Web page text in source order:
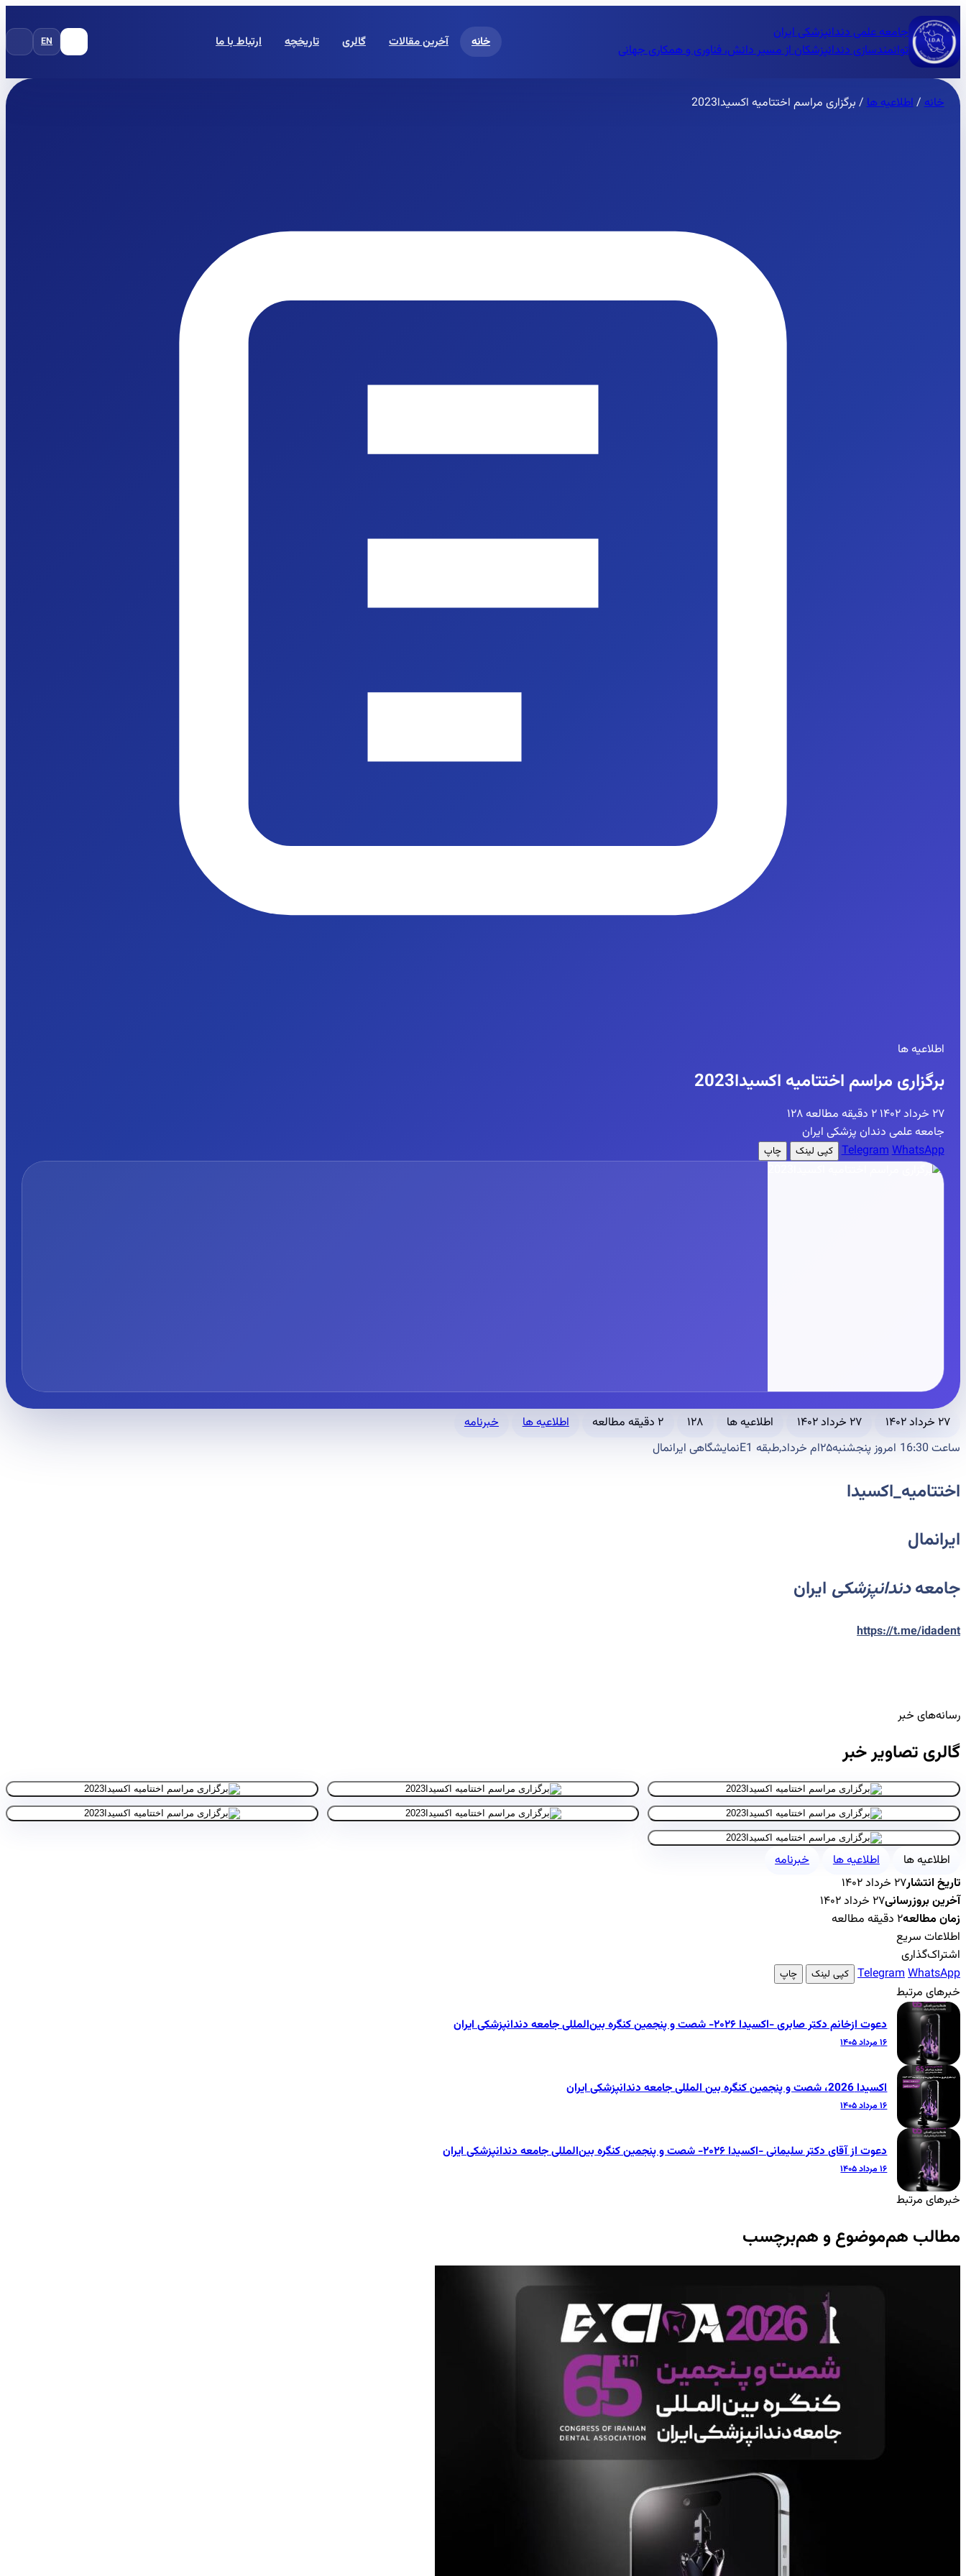
جامعه علمی دندانپزشکی ایران
توانمندسازی دندانپزشکان از مسیر دانش، فناوری و همکاری جهانی
خانه آخرین مقالات گالری تاریخچه ارتباط با ما EN
خانه/اطلاعیه ها/ برگزاری مراسم اختتامیه اکسیدا2023
اطلاعیه ها
برگزاری مراسم اختتامیه اکسیدا2023
۲۷ خرداد ۱۴۰۲ ۲ دقیقه مطالعه
۱۲۸
جامعه علمی دندان پزشکی ایران
TelegramWhatsApp کپی لینک چاپ
۲۷ خرداد ۱۴۰۲ ۲۷ خرداد ۱۴۰۲ اطلاعیه ها ۱۲۸ ۲ دقیقه مطالعه اطلاعیه ها
خبرنامه
ساعت 16:30 امروز پنجشنبه۲۵ام خرداد,طبقه E1نمایشگاهی ایرانمال
اختتامیه_اکسیدا
ایرانمال
جامعهدندانپزشکی ایران
https://t.me/idadent
رسانه‌های خبر
گالری تصاویر خبر
اطلاعیه ها اطلاعیه ها
خبرنامه
تاریخ انتشار۲۷ خرداد ۱۴۰۲
آخرین بروزرسانی۲۷ خرداد ۱۴۰۲
زمان مطالعه۲ دقیقه مطالعه
اطلاعات سریع
اشتراک‌گذاری
TelegramWhatsApp کپی لینک چاپ
خبرهای مرتبط
دعوت ازخانم دکتر صابری -اکسیدا ۲۰۲۶- شصت و پنجمین کنگره بین‌المللی جامعه دندانپزشکی ایران
۱۶ مرداد ۱۴۰۵
اکسیدا 2026، شصت و پنجمین کنگره بین المللی جامعه دندانپزشکی ایران
۱۶ مرداد ۱۴۰۵
دعوت از آقای دکتر سلیمانی -اکسیدا ۲۰۲۶- شصت و پنجمین کنگره بین‌المللی جامعه دندانپزشکی ایران
۱۶ مرداد ۱۴۰۵
خبرهای مرتبط
مطالب هم‌موضوع و هم‌برچسب